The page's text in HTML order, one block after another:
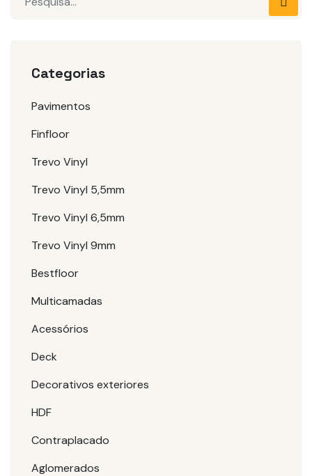
Categorias
Pavimentos
Finfloor
Trevo Vinyl
Trevo Vinyl 5,5mm
Trevo Vinyl 6,5mm
Trevo Vinyl 9mm
Bestfloor
Multicamadas
Acessórios
Deck
Decorativos exteriores
HDF
Contraplacado
Aglomerados